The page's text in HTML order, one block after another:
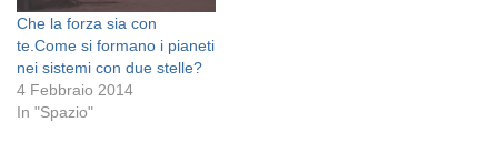
Che la forza sia con
te.Come si formano i pianeti
nei sistemi con due stelle?
4 Febbraio 2014
In "Spazio"